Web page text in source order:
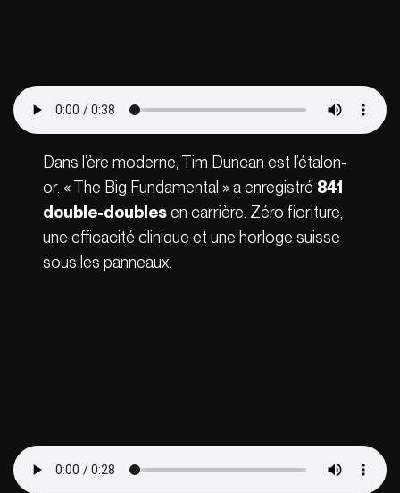
Dans l’ère moderne, Tim Duncan est l’étalon-
or. « The Big Fundamental » a enregistré 841
double-doublesen carrière. Zéro fioriture,
une efficacité clinique et une horloge suisse
sous les panneaux.